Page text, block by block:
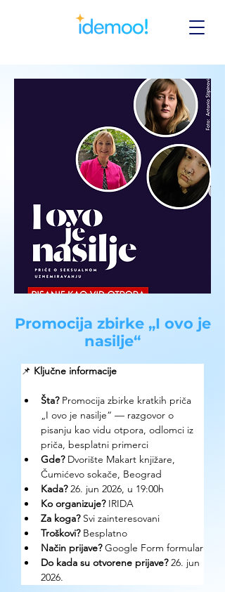
Promocija zbirke „I ovo je
nasilje“
📌 Ključne informacije
Šta? Promocija zbirke kratkih priča
„I ovo je nasilje“ — razgovor o
pisanju kao vidu otpora, odlomci iz
priča, besplatni primerci
Gde? Dvorište Makart knjižare,
Čumićevo sokače, Beograd
Kada? 26. jun 2026, u 19:00h
Ko organizuje? IRIDA
Za koga? Svi zainteresovani
Troškovi? Besplatno
Način prijave? Google Form formular
Do kada su otvorene prijave? 26. jun
2026.